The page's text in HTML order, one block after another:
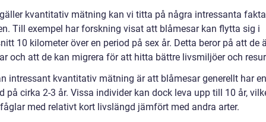
kvantitativ mätning kan vi titta på några intressanta
Till exempel har forskning visat att blåmesar kan flytta sig i
10 kilometer över en period på sex år. Detta beror på att de
och att de kan migrera för att hitta bättre livsmiljöer och
intressant kvantitativ mätning är att blåmesar generellt har en
på cirka 2-3 år. Vissa individer kan dock leva upp till 10 år,
med relativt kort livslängd jämfört med andra arter.